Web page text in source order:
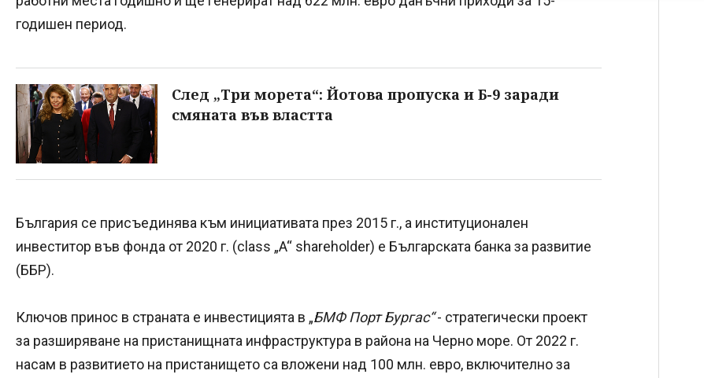
годишен период.
След „Три морета“: Йотова пропуска и Б-9 заради
смяната във властта
България се присъединява към инициативата през 2015 г., а институционален
инвеститор във фонда от 2020 г. (class „A“ shareholder) е Българската банка за развитие
(ББР).
Ключов принос в страната е инвестицията в „БМФ Порт Бургас“- стратегически проект
за разширяване на пристанищната инфраструктура в района на Черно море. От 2022 г.
насам в развитието на пристанището са вложени над 100 млн. евро, включително за